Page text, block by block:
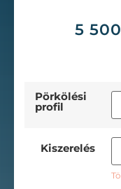
5 500
Pörkölési
profil
Kiszerelés